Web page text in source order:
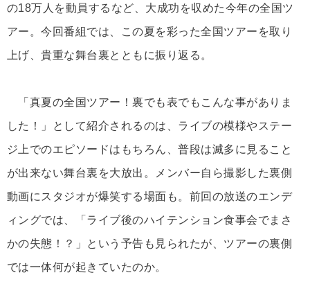
の18万人を動員するなど、大成功を収めた今年の全国ツ
アー。今回番組では、この夏を彩った全国ツアーを取り
上げ、貴重な舞台裏とともに振り返る。
「真夏の全国ツアー！裏でも表でもこんな事がありま
した！」として紹介されるのは、ライブの模様やステー
ジ上でのエピソードはもちろん、普段は滅多に見ること
が出来ない舞台裏を大放出。メンバー自ら撮影した裏側
動画にスタジオが爆笑する場面も。前回の放送のエンデ
ィングでは、「ライブ後のハイテンション食事会でまさ
かの失態！？」という予告も見られたが、ツアーの裏側
では一体何が起きていたのか。